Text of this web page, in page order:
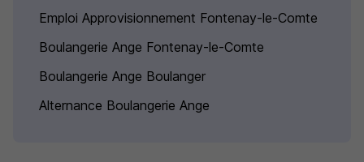
Emploi Approvisionnement Fontenay-le-Comte
Boulangerie Ange Fontenay-le-Comte
Boulangerie Ange Boulanger
Alternance Boulangerie Ange